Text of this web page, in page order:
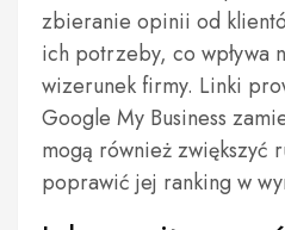
zbieranie opinii od
ich potrzeby, co wpływa
wizerunek firmy. Linki
Google My Business
mogą również zwiększyć
poprawić jej ranking w